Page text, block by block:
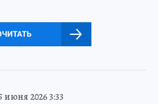
июня 2026 3:33